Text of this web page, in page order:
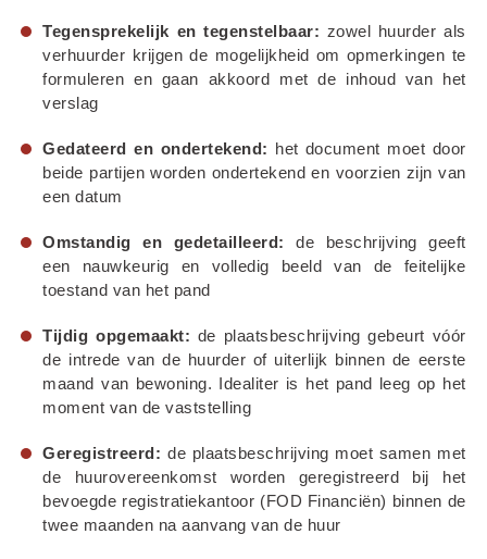
Tegensprekelijk en tegenstelbaar: zowel huurder als
verhuurder krijgen de mogelijkheid om opmerkingen te
formuleren en gaan akkoord met de inhoud van het
verslag
Gedateerd en ondertekend:
het document moet door
beide partijen worden ondertekend en voorzien zijn van
een datum
Omstandig en gedetailleerd:
de beschrijving geeft
een nauwkeurig en volledig beeld van de feitelijke
toestand van het pand
Tijdig opgemaakt: de plaatsbeschrijving gebeurt vóór
de intrede van de huurder of uiterlijk binnen de eerste
maand van bewoning. Idealiter is het pand leeg op het
moment van de vaststelling
Geregistreerd: de plaatsbeschrijving moet samen met
de huurovereenkomst worden geregistreerd bij het
bevoegde registratiekantoor (FOD Financiën) binnen de
twee maanden na aanvang van de huur